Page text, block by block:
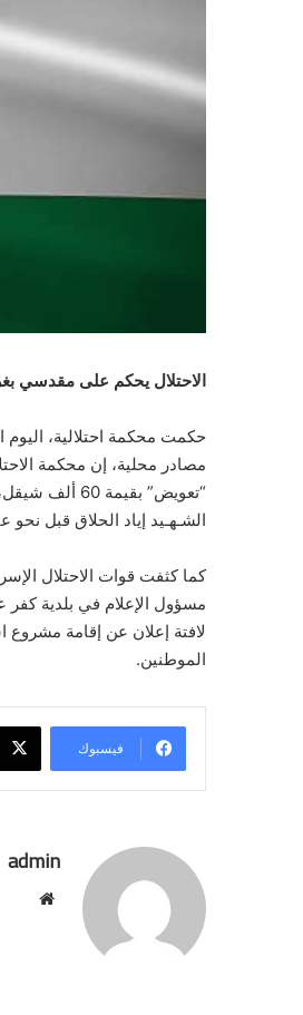
الاحتلال يحكم على مقدسي
“تعويض”
الشـهـيد إياد الحلاق قبل نحو
كما كثفت قوات الاحتلال
مسؤول الإعلام في بلدية
لافتة إعلان عن إقامة
الموطنين.
فيسبوك
admin